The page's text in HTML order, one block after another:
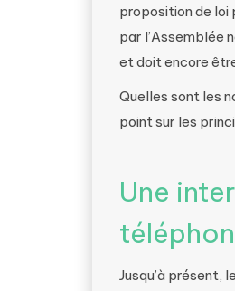
proposition de
par l’Assemblée
et doit encore
Quelles sont les
point sur les
Une
Jusqu’à